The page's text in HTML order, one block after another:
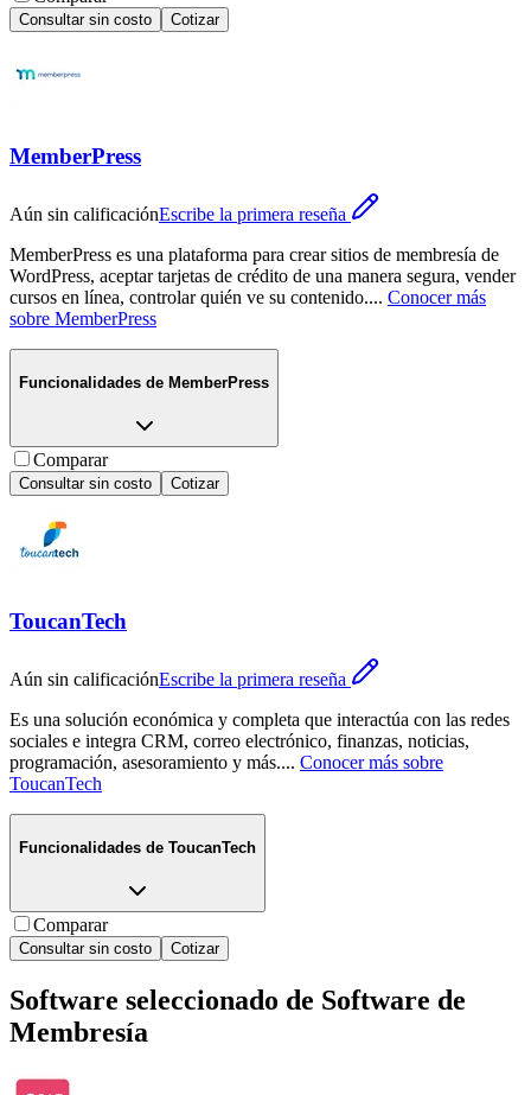
Consultar sin costo Cotizar
MemberPress
Aún sin calificaciónEscribe la primera reseña
MemberPress es una plataforma para crear sitios de membresía de
WordPress, aceptar tarjetas de crédito de una manera segura, vender
cursos en línea, controlar quién ve su contenido.... Conocer más
sobre MemberPress
Funcionalidades de MemberPress
Comparar
Consultar sin costo Cotizar
ToucanTech
Aún sin calificaciónEscribe la primera reseña
Es una solución económica y completa que interactúa con las redes
sociales e integra CRM, correo electrónico, finanzas, noticias,
programación, asesoramiento y más.... Conocer más sobre
ToucanTech
Funcionalidades de ToucanTech
Comparar
Consultar sin costo Cotizar
Software seleccionado de Software de
Membresía